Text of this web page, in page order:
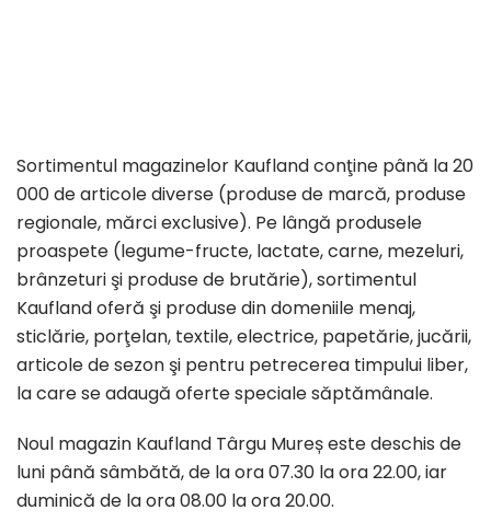
Sortimentul magazinelor Kaufland conţine până la 20
000 de articole diverse (produse de marcă, produse
regionale, mărci exclusive). Pe lângă produsele
proaspete (legume-fructe, lactate, carne, mezeluri,
brânzeturi şi produse de brutărie), sortimentul
Kaufland oferă şi produse din domeniile menaj,
sticlărie, porţelan, textile, electrice, papetărie, jucării,
articole de sezon şi pentru petrecerea timpului liber,
la care se adaugă oferte speciale săptămânale.
Noul magazin Kaufland Târgu Mureș este deschis de
luni până sâmbătă, de la ora 07.30 la ora 22.00, iar
duminică de la ora 08.00 la ora 20.00.